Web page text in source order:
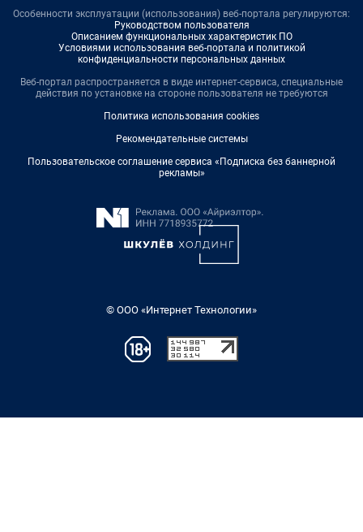
Особенности эксплуатации (использования) веб-портала регулируются:
Руководством пользователя
Описанием функциональных характеристик ПО
Условиями использования веб-портала и политикой
конфиденциальности персональных данных
Веб-портал распространяется в виде интернет-сервиса, специальные
действия по установке на стороне пользователя не требуются
Политика использования cookies
Рекомендательные системы
Пользовательское соглашение сервиса «Подписка без баннерной
рекламы»
© ООО «Интернет Технологии»